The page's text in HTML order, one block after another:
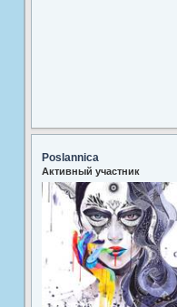
Poslannica
Активный участник